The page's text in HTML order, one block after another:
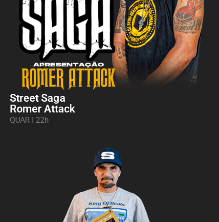
Street Saga
Romer Attack
QUAR I 22h